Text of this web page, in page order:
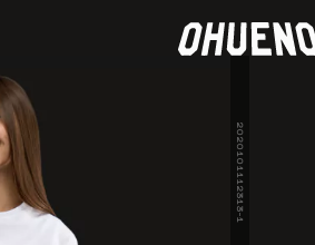
2020101112313-1